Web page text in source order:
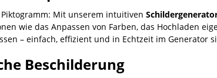
Mit unserem intuitiven
wie das Anpassen von Farben, das Hochladen
– einfach, effizient und in Echtzeit im Generator
Beschilderung